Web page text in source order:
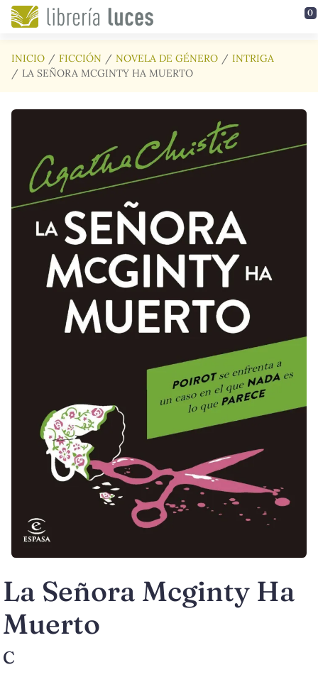
Saltar al contenido principal 0
INICIO FICCIÓN NOVELA DE GÉNERO
INTRIGA
LA SEÑORA MCGINTY HA MUERTO
La Señora Mcginty Ha
Muerto
C